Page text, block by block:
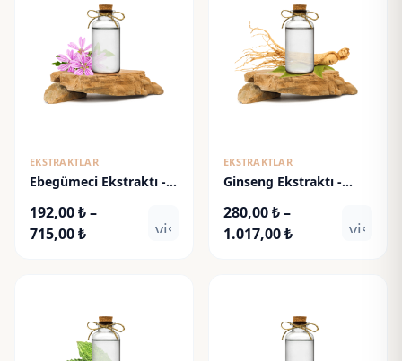
EKSTRAKTLAR
Ebegümeci Ekstraktı -
192,00₺–
715,00₺Fiyat
715,00 ₺
visibility
EKSTRAKTLAR
Ginseng Ekstraktı -
280,00₺–
1.017,00₺Fiyat
1.017,00 ₺